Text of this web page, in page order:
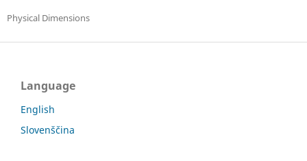
Physical Dimensions
Language
English
Slovenščina